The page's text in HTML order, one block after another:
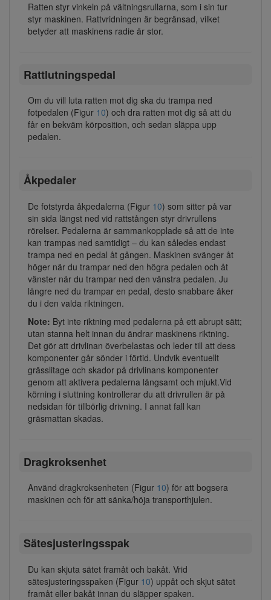
Ratten styr vinkeln på vältningsrullarna, som i sin tur
styr maskinen. Rattvridningen är begränsad, vilket
betyder att maskinens radie är stor.
Rattlutningspedal
Om du vill luta ratten mot dig ska du trampa ned
fotpedalen (Figur 10) och dra ratten mot dig så att du
får en bekväm körposition, och sedan släppa upp
pedalen.
Åkpedaler
De fotstyrda åkpedalerna (Figur 10) som sitter på var
sin sida längst ned vid rattstången styr drivrullens
rörelser. Pedalerna är sammankopplade så att de inte
kan trampas ned samtidigt – du kan således endast
trampa ned en pedal åt gången. Maskinen svänger åt
höger när du trampar ned den högra pedalen och åt
vänster när du trampar ned den vänstra pedalen. Ju
längre ned du trampar en pedal, desto snabbare åker
du i den valda riktningen.
Note: Byt inte riktning med pedalerna på ett abrupt sätt;
utan stanna helt innan du ändrar maskinens riktning.
Det gör att drivlinan överbelastas och leder till att dess
komponenter går sönder i förtid. Undvik eventuellt
grässlitage och skador på drivlinans komponenter
genom att aktivera pedalerna långsamt och mjukt.Vid
körning i sluttning kontrollerar du att drivrullen är på
nedsidan för tillbörlig drivning. I annat fall kan
gräsmattan skadas.
Dragkroksenhet
Använd dragkroksenheten (Figur 10) för att bogsera
maskinen och för att sänka/höja transporthjulen.
Sätesjusteringsspak
Du kan skjuta sätet framåt och bakåt. Vrid
sätesjusteringsspaken (Figur 10) uppåt och skjut sätet
framåt eller bakåt innan du släpper spaken.